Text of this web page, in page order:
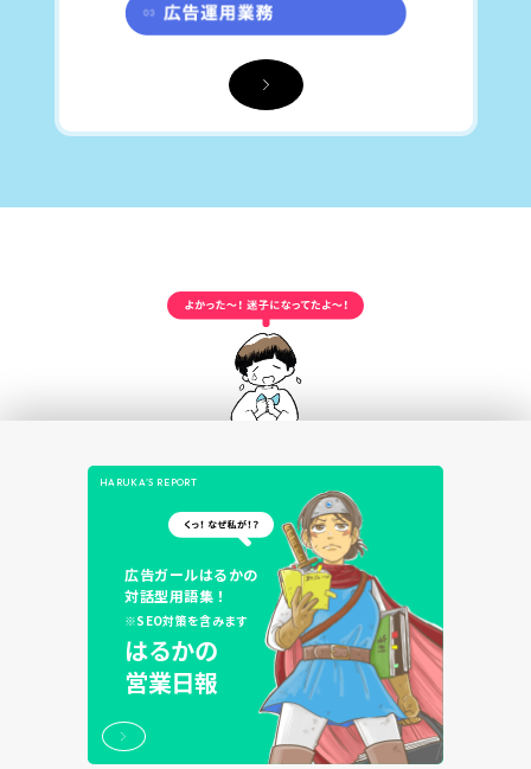
HARUKA’S REPORT
広告ガールはるかの
対話型用語集！
※SEO対策を含みます
はるかの
営業日報